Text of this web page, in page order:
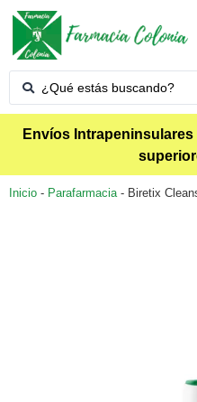
Envíos
Inicio - Parafarmacia- Biretix